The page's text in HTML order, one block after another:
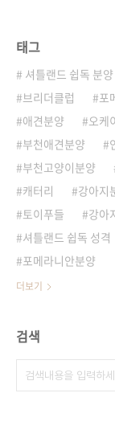
태그
셔틀랜드 쉽독 분양
브리더클럽
포
애견분양
오케
부천애견분양
부천고양이분양
캐터리
강아지
토이푸들
강아
셔틀랜드 쉽독 성격
포메라니안분양
더보기
검색